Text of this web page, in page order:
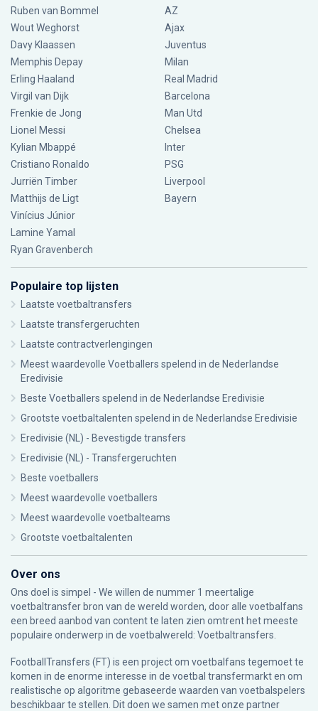
Ruben van Bommel
Wout Weghorst
Davy Klaassen
Memphis Depay
Erling Haaland
Virgil van Dijk
Frenkie de Jong
Lionel Messi
Kylian Mbappé
Cristiano Ronaldo
Jurriën Timber
Matthijs de Ligt
Vinícius Júnior
Lamine Yamal
Ryan Gravenberch
AZ
Ajax
Juventus
Milan
Real Madrid
Barcelona
Man Utd
Chelsea
Inter
PSG
Liverpool
Bayern
Populaire top lijsten
Laatste voetbaltransfers
Laatste transfergeruchten
Laatste contractverlengingen
Meest waardevolle Voetballers spelend in de Nederlandse
Eredivisie
Beste Voetballers spelend in de Nederlandse Eredivisie
Grootste voetbaltalenten spelend in de Nederlandse Eredivisie
Eredivisie (NL) - Bevestigde transfers
Eredivisie (NL) - Transfergeruchten
Beste voetballers
Meest waardevolle voetballers
Meest waardevolle voetbalteams
Grootste voetbaltalenten
Over ons
Ons doel is simpel - We willen de nummer 1 meertalige
voetbaltransfer bron van de wereld worden, door alle voetbalfans
een breed aanbod van content te laten zien omtrent het meeste
populaire onderwerp in de voetbalwereld: Voetbaltransfers.
FootballTransfers (FT) is een project om voetbalfans tegemoet te
komen in de enorme interesse in de voetbal transfermarkt en om
realistische op algoritme gebaseerde waarden van voetbalspelers
beschikbaar te stellen. Dit doen we samen met onze partner